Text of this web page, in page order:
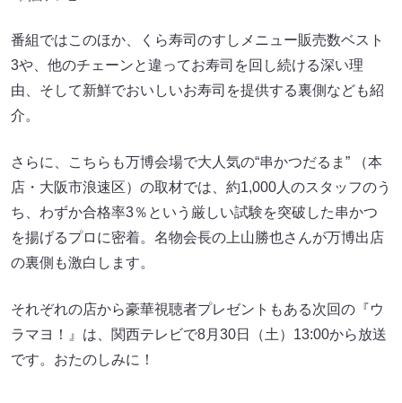
番組ではこのほか、くら寿司のすしメニュー販売数ベスト
3や、他のチェーンと違ってお寿司を回し続ける深い理
由、そして新鮮でおいしいお寿司を提供する裏側なども紹
介。
さらに、こちらも万博会場で大人気の“串かつだるま” （本
店・大阪市浪速区）の取材では、約1,000人のスタッフのう
ち、わずか合格率3％という厳しい試験を突破した串かつ
を揚げるプロに密着。名物会長の上山勝也さんが万博出店
の裏側も激白します。
それぞれの店から豪華視聴者プレゼントもある次回の『ウ
ラマヨ！』は、関西テレビで8月30日（土）13:00から放送
です。おたのしみに！